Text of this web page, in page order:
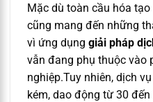
Mặc dù toàn cầu hóa
cũng mang đến những
vì ứng dụng giải pháp
vẫn đang phụ thuộc vào
nghiệp.Tuy nhiên, dịch
kém, dao động từ 30